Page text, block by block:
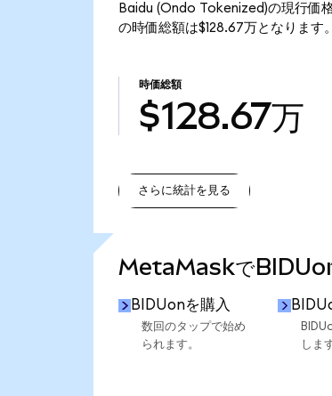
Baidu (Ondo Tokenized)の現行価
の時価総額は$128.67万となります。
時価総額
$128.67万
さらに統計を見る
MetaMaskでBIDUon
BIDUonを購入
数回のタップで始め
られます。
しま